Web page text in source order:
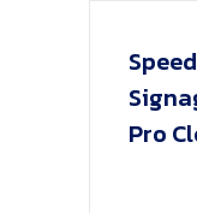
Speed
Pro